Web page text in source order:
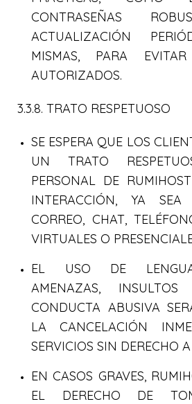
CONTRASEÑAS
ACTUALIZACIÓN
MISMAS, PARA
AUTORIZADOS.
3.3.8. TRATO RESPETUOSO
SE ESPERA QUE LOS
UN TRATO
PERSONAL DE
INTERACCIÓN, YA
CORREO, CHAT,
VIRTUALES O
EL USO DE
AMENAZAS,
CONDUCTA ABUSIVA
LA CANCELACIÓN
SERVICIOS SIN DERECHO
EN CASOS GRAVES,
EL DERECHO DE